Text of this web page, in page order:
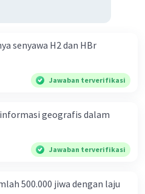
senyawa H2 dan HBr
Jawaban terverifikasi
geografis dalam
Jawaban terverifikasi
500.000 jiwa dengan laju